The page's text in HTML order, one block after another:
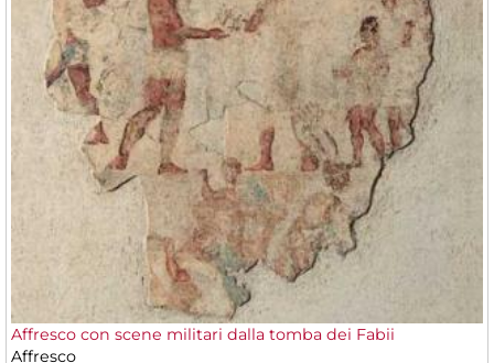
Affresco con scene militari dalla tomba dei Fabii
Affresco